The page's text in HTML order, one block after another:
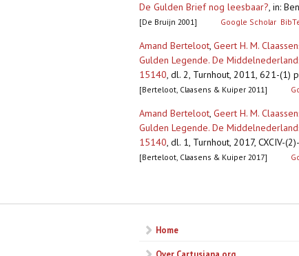
De Gulden Brief nog leesbaar?, in:
[De Bruijn 2001] Google Scholar
Amand Berteloot, Geert H. M.
Gulden Legende. De
15140, dl. 2, Turnhout, 2011, 621-(1)
[Berteloot, Claasens & Kuiper 2011]
Amand Berteloot, Geert H. M.
Gulden Legende. De
15140, dl. 1, Turnhout, 2017, CXCIV-
[Berteloot, Claasens & Kuiper 2017]
Home
Over Cartusiana.org